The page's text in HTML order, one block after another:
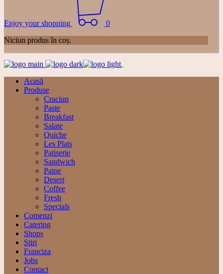
Enjoy your shopping
0
Niciun produs în coș.
Acasă
Produse
Craciun
Paste
Breakfast
Salate
Quiche
Les Plats
Patiserie
Sandwich
Paine
Desert
Coffee
Fresh
Specials
Comenzi
Catering
Shops
Stiri
Franciza
Jobs
Contact